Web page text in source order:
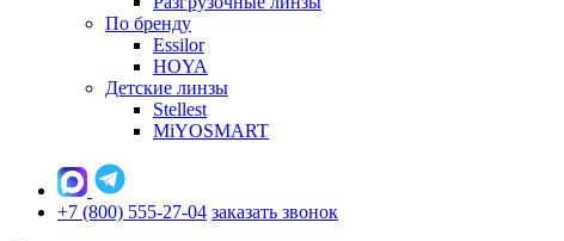
По бренду
Essilor
HOYA
Детские линзы
Stellest
MiYOSMART
+7 (800) 555-27-04 заказать звонок